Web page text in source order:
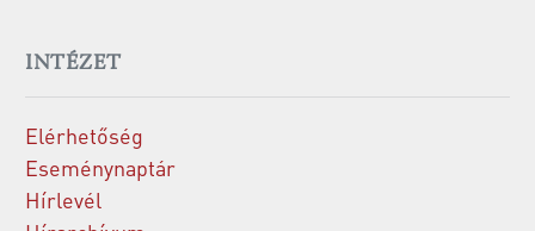
INTÉZET
Elérhetőség
Eseménynaptár
Hírlevél